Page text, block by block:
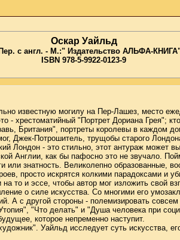
Оскар Уайльд
с англ. - М.:" Издательство АЛЬФА-
ISBN 978-5-9922-0123-9
известную могилу на Пер-Лашез, место
"Портрет Дориана Грея";
Британия", портреты королевы в каждом
Джек-Потрошитель, трущобы старого
Лондон - это стильно, этот антураж может
Англии, как бы пафосно это не звучало.
знатность. Великолепно образованные,
просто искрятся колкими парадоксами и
то и эссе, чтобы автор мог изложить свой
о силе искусства. Со многими его
А с другой стороны - полемизировать
"Что делать" и "Душа человека при
которое непременно наступит.
Уайльд исследует суть искусства,